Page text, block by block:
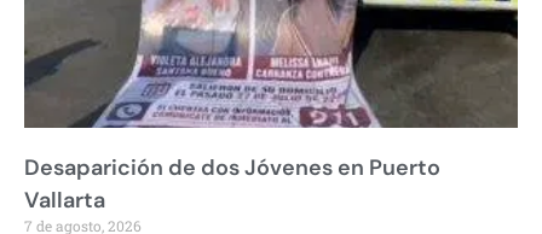
Desaparición de dos Jóvenes en Puerto
Vallarta
7 de agosto, 2026